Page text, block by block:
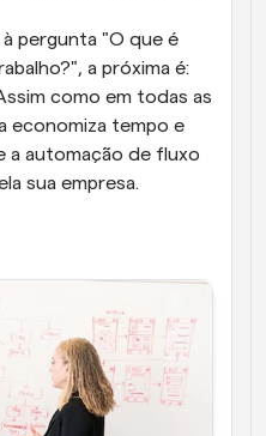
pergunta "O que é
a próxima é:
como em todas as
economiza tempo e
a automação de fluxo
sua empresa.